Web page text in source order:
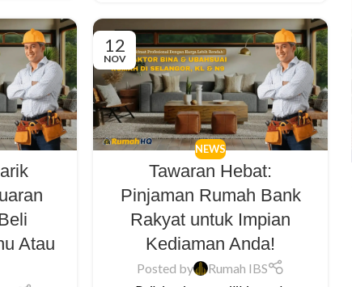
Atau
12
NOV
NEWS
Tawaran Hebat:
Pinjaman Rumah Bank
Rakyat untuk Impian
Kediaman Anda!
Posted by
Rumah IBS